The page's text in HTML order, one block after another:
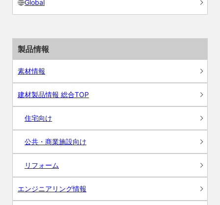
Global
製品情報
素材情報
建材製品情報 総合TOP
住宅向け
公共・商業施設向け
リフォーム
エンジニアリング情報